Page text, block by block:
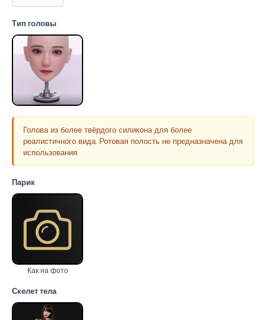
Тип головы
Голова из более твёрдого силикона для более
реалистичного вида. Ротовая полость не предназначена для
использования.
Парик
Как на фото
Скелет тела